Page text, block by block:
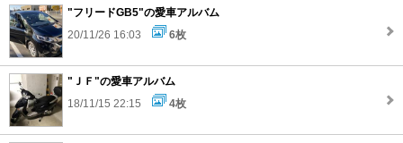
"フリードGB5"の愛車アルバム
20/11/26 16:03
6枚
"ＪＦ"の愛車アルバム
18/11/15 22:15
4枚